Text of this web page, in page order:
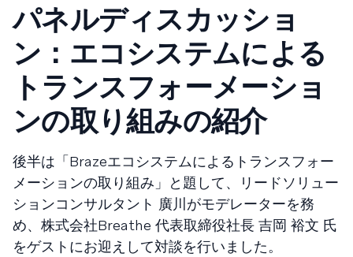
パネルディスカッショ
ン：エコシステムによる
トランスフォーメーショ
ンの取り組みの紹介
後半は「Brazeエコシステムによるトランスフォー
メーションの取り組み」と題して、リードソリュー
ションコンサルタント 廣川がモデレーターを務
め、株式会社Breathe 代表取締役社長 吉岡 裕文 氏
をゲストにお迎えして対談を行いました。